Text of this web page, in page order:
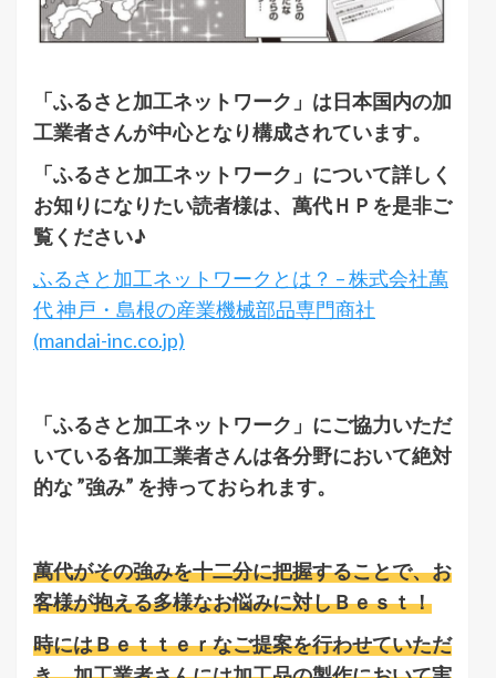
「ふるさと加工ネットワーク」は日本国内の加
工業者さんが中心となり構成されています。
「ふるさと加工ネットワーク」について詳しく
お知りになりたい読者様は、萬代ＨＰを是非ご
覧ください♪
ふるさと加工ネットワークとは？ – 株式会社萬
代 神戸・島根の産業機械部品専門商社
(mandai-inc.co.jp)
「ふるさと加工ネットワーク」にご協力いただ
いている各加工業者さんは各分野において絶対
的な ”強み” を持っておられます。
萬代がその強みを十二分に把握することで、お
客様が抱える多様なお悩みに対しＢｅｓｔ！
時にはＢｅｔｔｅｒなご提案を行わせていただ